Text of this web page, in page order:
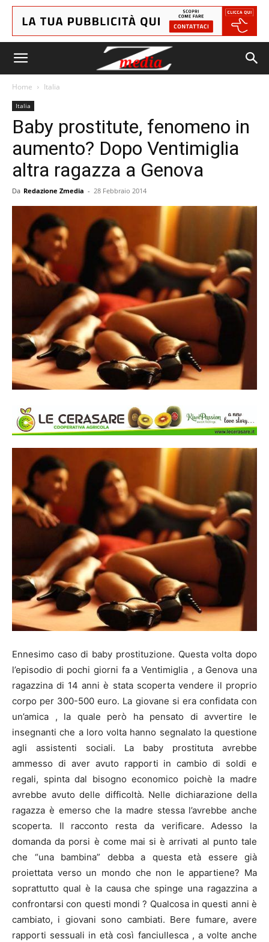
Home Italia
Italia
Baby prostitute, fenomeno in
aumento? Dopo Ventimiglia
altra ragazza a Genova
Da Redazione Zmedia - 28 Febbraio 2014
Ennesimo caso di baby prostituzione. Questa volta dopo
l’episodio di pochi giorni fa a Ventimiglia , a Genova una
ragazzina di 14 anni è stata scoperta vendere il proprio
corpo per 300-500 euro. La giovane si era confidata con
un’amica , la quale però ha pensato di avvertire le
insegnanti che a loro volta hanno segnalato la questione
agli assistenti sociali. La baby prostituta avrebbe
ammesso di aver avuto rapporti in cambio di soldi e
regali, spinta dal bisogno economico poichè la madre
avrebbe avuto delle difficoltà. Nelle dichiarazione della
ragazza è emerso che la madre stessa l’avrebbe anche
scoperta. Il racconto resta da verificare. Adesso la
domanda da porsi è come mai si è arrivati al punto tale
che “una bambina” debba a questa età essere già
proiettata verso un mondo che non le appartiene? Ma
soprattutto qual è la causa che spinge una ragazzina a
confrontarsi con questi mondi ? Qualcosa in questi anni è
cambiato, i giovani sono cambiati. Bere fumare, avere
rapporti sessuali in età così fanciullesca , a volte anche